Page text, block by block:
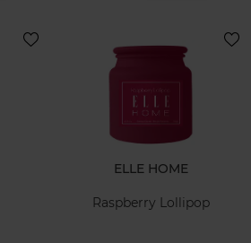
ELLE HOME
Raspberry Lollipop